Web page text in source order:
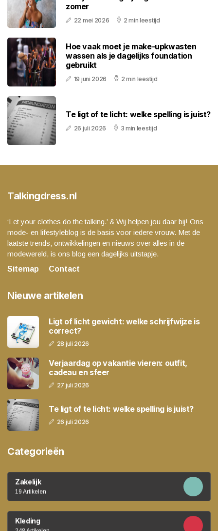
zomer
22 mei 2026 2 min leestijd
Hoe vaak moet je make-upkwasten
wassen als je dagelijks foundation
gebruikt
19 juni 2026 2 min leestijd
Te ligt of te licht: welke spelling is juist?
26 juli 2026 3 min leestijd
Talkingdress.nl
‘Let your clothes do the talking.’ & Wij helpen jou daar bij! Ons
mode- en lifestyleblog is de basis voor iedere vrouw. Met de
laatste trends, ontwikkelingen en nieuws over alles in de
modewereld, is ons blog een dagelijks uitstapje.
Sitemap
Contact
Nieuwe artikelen
Ligt of licht gewicht: welke schrijfwijze is
correct?
28 juli 2026
Verjaardag op vakantie vieren: outfit,
cadeau en sfeer
27 juli 2026
Te ligt of te licht: welke spelling is juist?
26 juli 2026
Categorieën
Zakelijk
19 Artikelen
Kleding